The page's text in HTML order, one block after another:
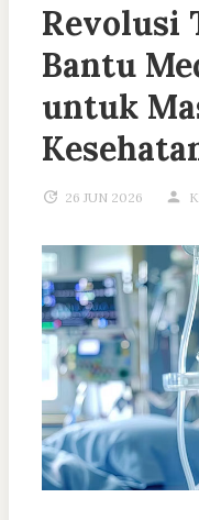
Revolusi
Bantu
untuk
26 JUN 2026